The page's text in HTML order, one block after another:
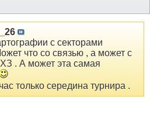
с секторами
что со связью , а может с
. А может эта самая
только середина турнира .